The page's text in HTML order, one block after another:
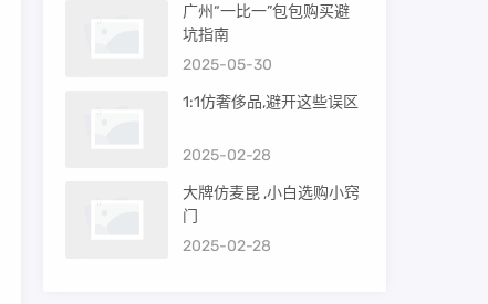
广州“一比一”包包购买避
坑指南
2025-05-30
1:1仿奢侈品,避开这些误区
2025-02-28
大牌仿麦昆 ,小白选购小窍
门
2025-02-28